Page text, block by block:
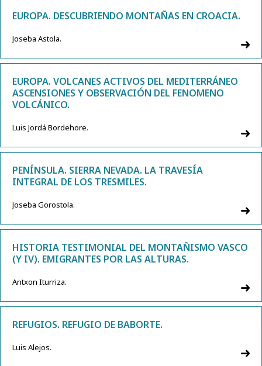
EUROPA. DESCUBRIENDO MONTAÑAS EN CROACIA.
Joseba Astola.
EUROPA. VOLCANES ACTIVOS DEL MEDITERRÁNEO
ASCENSIONES Y OBSERVACIÓN DEL FENOMENO
VOLCÁNICO.
Luis Jordá Bordehore.
PENÍNSULA. SIERRA NEVADA. LA TRAVESÍA
INTEGRAL DE LOS TRESMILES.
Joseba Gorostola.
HISTORIA TESTIMONIAL DEL MONTAÑISMO VASCO
(Y IV). EMIGRANTES POR LAS ALTURAS.
Antxon Iturriza.
REFUGIOS. REFUGIO DE BABORTE.
Luis Alejos.